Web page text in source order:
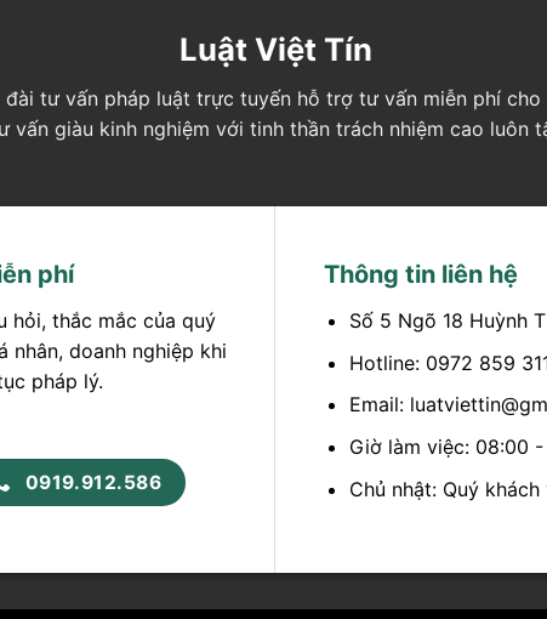
Luật Việt Tín
tư vấn pháp luật trực tuyến hỗ trợ tư vấn miễn phí cho
vấn giàu kinh nghiệm với tinh thần trách nhiệm cao luôn
phí
hỏi, thắc mắc của quý
nhân, doanh nghiệp khi
pháp lý.
0919.912.586
Thông tin liên hệ
Số 5 Ngõ 18 Huỳnh
Hotline: 0972 859
Email:
Giờ làm việc: 08:00
Chủ nhật: Quý